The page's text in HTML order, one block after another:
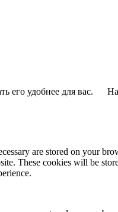
его удобнее для вас.
are stored on your
These cookies will be